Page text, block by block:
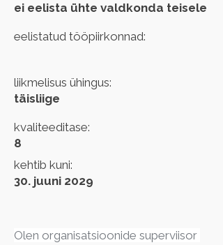
ei eelista ühte valdkonda teisele
eelistatud tööpiirkonnad:
liikmelisus ühingus:
täisliige
kvaliteeditase:
8
kehtib kuni:
30. juuni 2029
Olen organisatsioonide superviisor